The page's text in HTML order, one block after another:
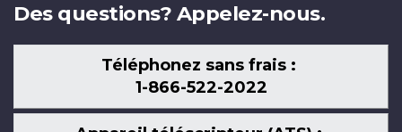
Des questions? Appelez-nous.
Téléphonez sans frais :
1-866-522-2022